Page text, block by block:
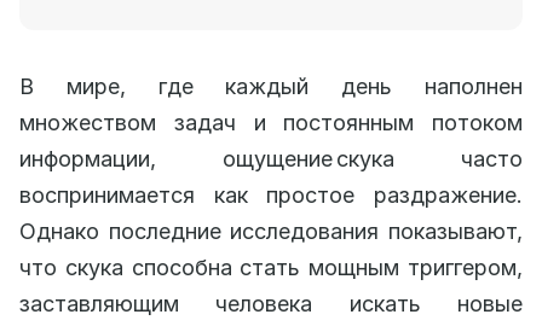
В мире, где каждый день наполнен
множеством задач и постоянным потоком
информации, ощущение скука часто
воспринимается как простое раздражение.
Однако последние исследования показывают,
что скука способна стать мощным триггером,
заставляющим человека искать новые